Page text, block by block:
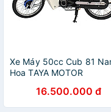
Xe Máy 50cc Cub 81
Hoa TAYA MOTOR
16.500.000 đ